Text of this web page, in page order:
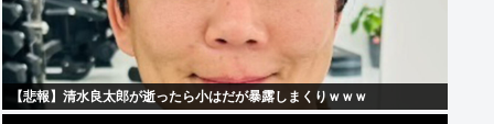
【悲報】清水良太郎が逝ったら小はだが暴露しまくりｗｗｗ